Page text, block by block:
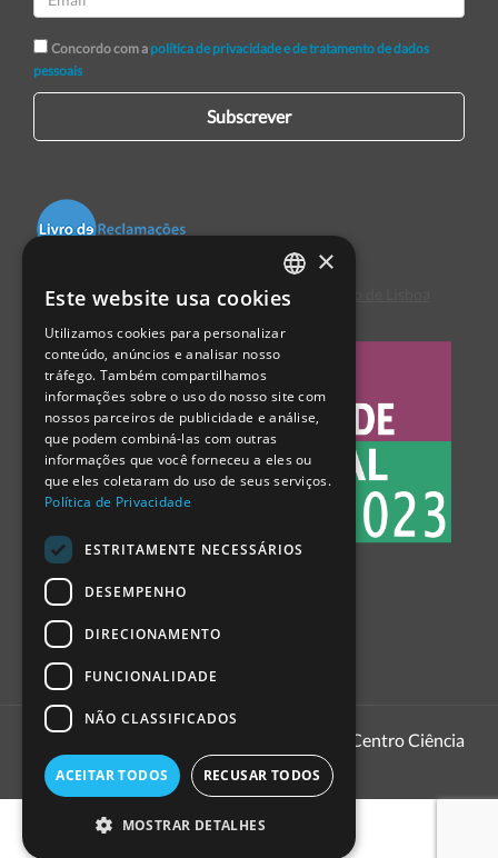
Concordo com a política de privacidade e de tratamento de dados
pessoais
Subscrever
Centro de Arbitragem de Conflitos de Consumo de Lisboa
1999 - 2026
Pavilhão do Conhecimento | Centro Ciência
PORTUGUESE
ENGLISH
SPANISH
×
Este website usa cookies
Utilizamos cookies para personalizar
conteúdo, anúncios e analisar nosso
tráfego. Também compartilhamos
informações sobre o uso do nosso site com
nossos parceiros de publicidade e análise,
que podem combiná-las com outras
informações que você forneceu a eles ou
que eles coletaram do uso de seus serviços.
Política de Privacidade
ESTRITAMENTE NECESSÁRIOS
DESEMPENHO
DIRECIONAMENTO
FUNCIONALIDADE
NÃO CLASSIFICADOS
ACEITAR TODOS RECUSAR TODOS
MOSTRAR DETALHES